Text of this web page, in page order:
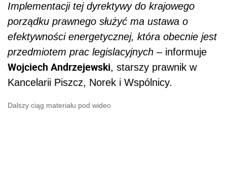
Implementacji tej dyrektywy do krajowego
porządku prawnego służyć ma ustawa o
efektywności energetycznej, która obecnie jest
przedmiotem prac legislacyjnych – informuje
Wojciech Andrzejewski, starszy prawnik w
Kancelarii Piszcz, Norek i Wspólnicy.
Dalszy ciąg materiału pod wideo